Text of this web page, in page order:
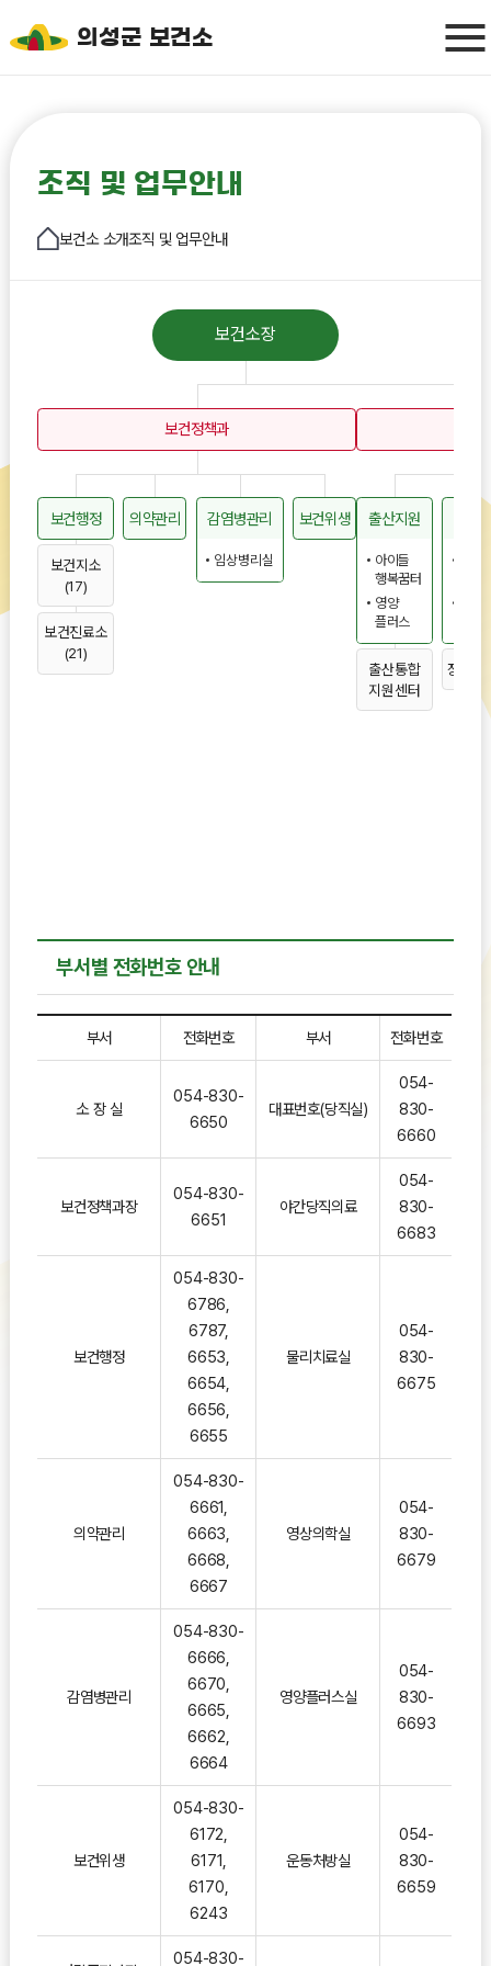
의성군 보건소
조직 및 업무안내
보건소 소개조직 및 업무안내
보건소장
보건정책과
보건행정
보건지소
(17)
보건진료소
(21)
의약관리 감염병관리
임상병리실
보건위생 출산지원
아이들
행복꿈터
영양
플러스
출산통합
지원센터
정신건
부서별 전화번호 안내
부서 전화번호 부서 전화번호
소 장 실
054-830-
6650
대표번호(당직실)
054-
830-
6660
보건정책과장
054-830-
6651
야간당직의료
054-
830-
6683
보건행정
054-830-
6786,
6787,
6653,
6654,
6656,
6655
물리치료실
054-
830-
6675
의약관리
054-830-
6661,
6663,
6668,
6667
영상의학실
054-
830-
6679
감염병관리
054-830-
6666,
6670,
6665,
6662,
6664
영양플러스실
054-
830-
6693
보건위생
054-830-
6172,
6171,
6170,
6243
운동처방실
054-
830-
6659
054-830-